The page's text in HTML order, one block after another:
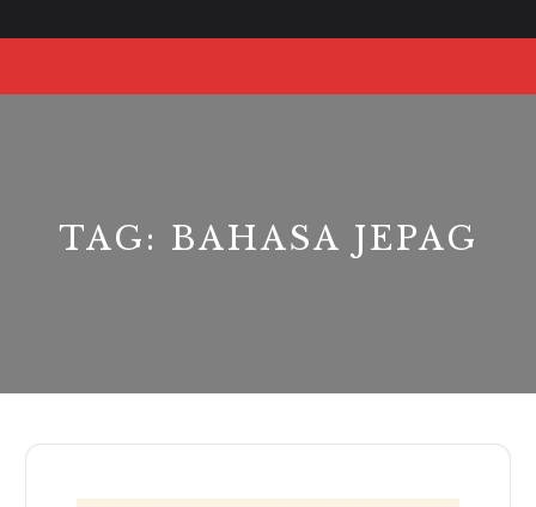
to
TAG: BAHASA JEPAG